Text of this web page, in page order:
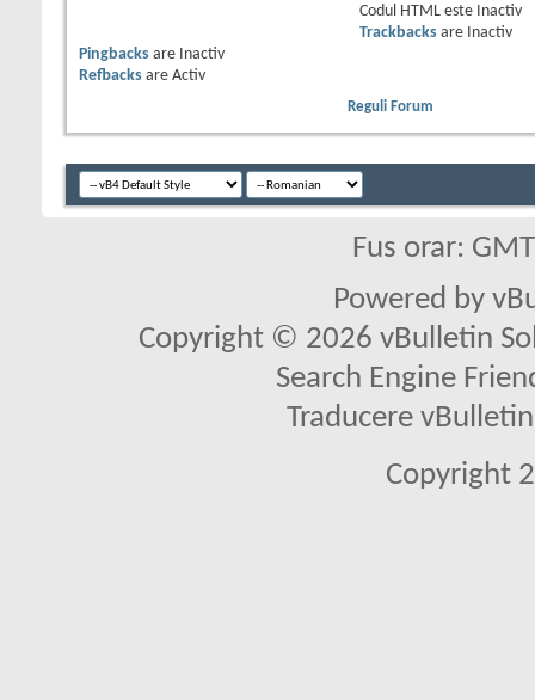
Codul HTML este
Inactiv
Trackbacksare
Inactiv
Pingbacks are
Inactiv
Refbacks are Activ
Reguli Forum
Fus orar:
Powered by
Copyright © 2026 vBulletin
Search Engine
Traducere
Copyright